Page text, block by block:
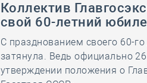
Коллектив
свой 60-летний
С празднованием своего 60-
затянула. Ведь официально
утверждении положения о